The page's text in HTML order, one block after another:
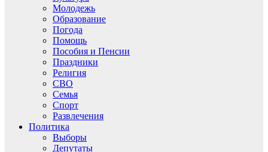
Молодежь
Образование
Погода
Помощь
Пособия и Пенсии
Праздники
Религия
СВО
Семья
Спорт
Развлечения
Политика
Выборы
Депутаты